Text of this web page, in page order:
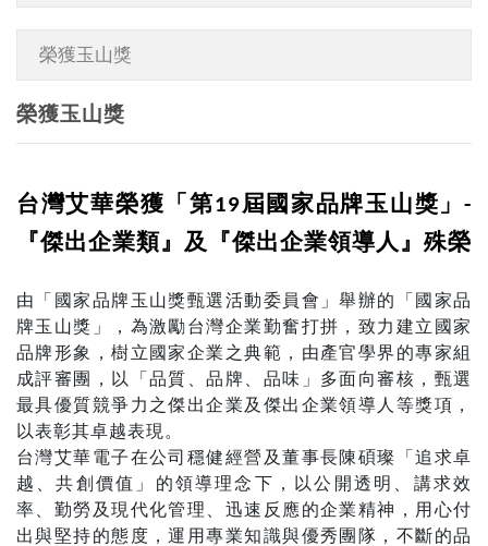
榮獲玉山獎
台灣艾華榮獲「第19屆國家品牌玉山獎」-
『傑出企業類』及『傑出企業領導人』殊榮
由「國家品牌玉山獎甄選活動委員會」舉辦的「國家品
牌玉山獎」，為激勵台灣企業勤奮打拼，致力建立國家
品牌形象，樹立國家企業之典範，由產官學界的專家組
成評審團，以「品質、品牌、品味」多面向審核，甄選
最具優質競爭力之傑出企業及傑出企業領導人等獎項，
以表彰其卓越表現。
台灣艾華電子在公司穩健經營及董事長陳碩璨「追求卓
越、共創價值」的領導理念下，以公開透明、講求效
率、勤勞及現代化管理、迅速反應的企業精神，用心付
出與堅持的態度，運用專業知識與優秀團隊，不斷的品